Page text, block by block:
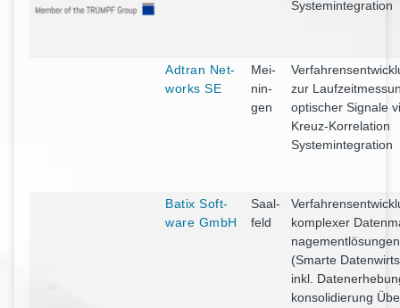
Systemintegration
Adtran Net­
works SE
Mei­
nin­
gen
zur
opti­scher Signa­le
Kreuz-Kor­re­la­ti­on
Systemintegration
Batix Soft­
ware GmbH
Saal­
feld
kom­ple­xer
nage­ment­lö­sun­gen
(Smar­te
inkl.
kon­so­li­die­rung